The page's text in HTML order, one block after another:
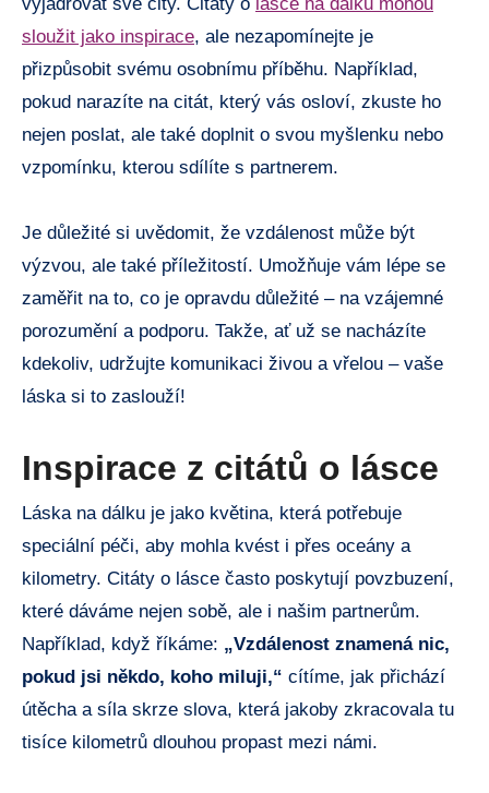
sloužit jako inspirace, ale nezapomínejte je
přizpůsobit svému osobnímu příběhu. Například,
pokud narazíte na citát, který vás osloví, zkuste ho
nejen poslat, ale také doplnit o svou myšlenku nebo
vzpomínku, kterou sdílíte s partnerem.
Je důležité si uvědomit, že vzdálenost může být
výzvou, ale také příležitostí. Umožňuje vám lépe se
zaměřit na to, co je opravdu důležité – na vzájemné
porozumění a podporu. Takže, ať už se nacházíte
kdekoliv, udržujte komunikaci živou a vřelou – vaše
láska si to zaslouží!
Inspirace z citátů o lásce
Láska na dálku je jako květina, která potřebuje
speciální péči, aby mohla kvést i přes oceány a
kilometry. Citáty o lásce často poskytují povzbuzení,
které dáváme nejen sobě, ale i našim partnerům.
Například, když říkáme: „Vzdálenost znamená nic,
pokud jsi někdo, koho miluji,“ cítíme, jak přichází
útěcha a síla skrze slova, která jakoby zkracovala tu
tisíce kilometrů dlouhou propast mezi námi.